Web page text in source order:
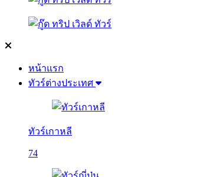
หน้าแรก
ทัวร์ต่างประเทศ
ทัวร์เกาหลี
74